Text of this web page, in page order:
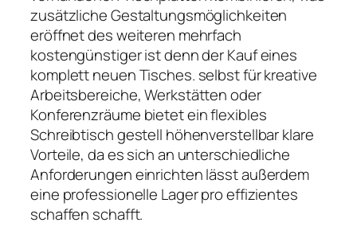
zusätzliche Gestaltungsmöglichkeiten
eröffnet des weiteren mehrfach
kostengünstiger ist denn der Kauf eines
komplett neuen Tisches. selbst für kreative
Arbeitsbereiche, Werkstätten oder
Konferenzräume bietet ein flexibles
Schreibtisch gestell höhenverstellbar klare
Vorteile, da es sich an unterschiedliche
Anforderungen einrichten lässt außerdem
eine professionelle Lager pro effizientes
schaffen schafft.